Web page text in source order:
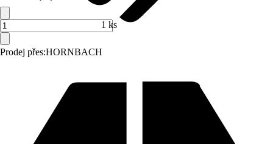
Prodej přes:HORNBACH
1 ks